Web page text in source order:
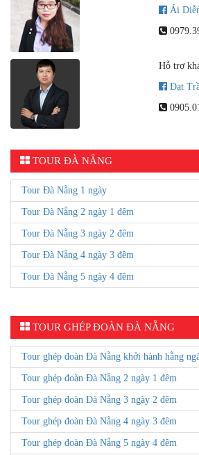
Ái
Hỗ trợ
Đạt
TOUR ĐÀ NẴNG
Tour Đà Nẵng 1 ngày
Tour Đà Nẵng 2 ngày 1 đêm
Tour Đà Nẵng 3 ngày 2 đêm
Tour Đà Nẵng 4 ngày 3 đêm
Tour Đà Nẵng 5 ngày 4 đêm
TOUR GHÉP ĐOÀN ĐÀ NẴNG
Tour ghép đoàn Đà Nẵng khởi hành hằng
Tour ghép đoàn Đà Nẵng 2 ngày 1 đêm
Tour ghép đoàn Đà Nẵng 3 ngày 2 đêm
Tour ghép đoàn Đà Nẵng 4 ngày 3 đêm
Tour ghép đoàn Đà Nẵng 5 ngày 4 đêm